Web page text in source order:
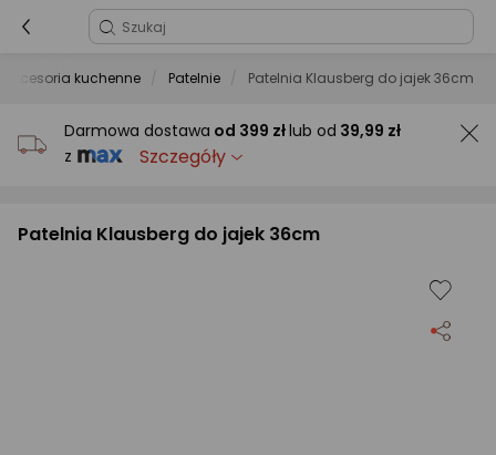
kuchenne Patelnie Patelnia Klausberg do jajek 36cm
Darmowa dostawa od 399 złlub od 39,99 zł
z
Szczegóły
Patelnia Klausberg do jajek 36cm